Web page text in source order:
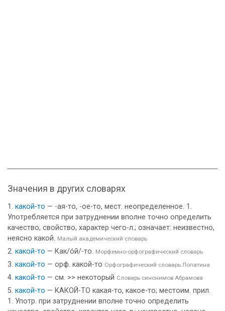
Значения в других словарях
какой-то — -ая-то, -ое-то, мест. неопределенное. 1.
Употребляется при затруднении вполне точно определить
качество, свойство, характер чего-л.; означает: неизвестно,
неясно какой. Малый академический словарь
какой-то — Как/о́й/-то. Морфемно-орфографический словарь
какой-то — орф. какой-то Орфографический словарь Лопатина
какой-то — см. >> некоторый Словарь синонимов Абрамова
какой-то — КАКОЙ-ТО какая-то, какое-то; местоим. прил.
1. Употр. при затруднении вполне точно определить